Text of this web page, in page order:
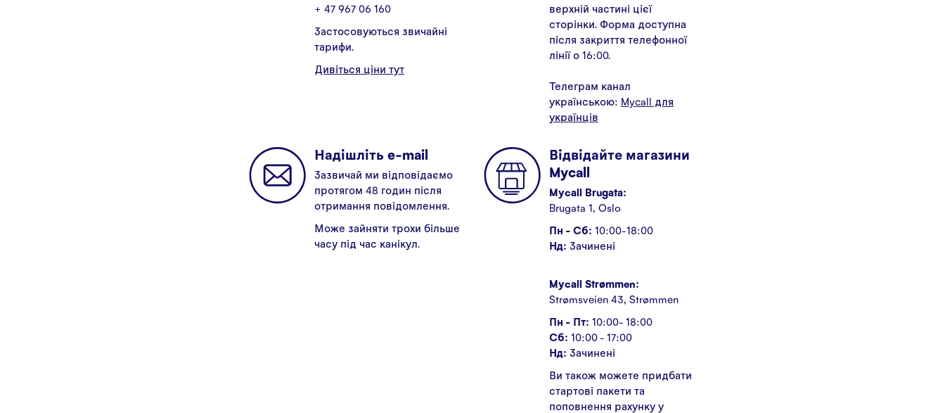
+ 47 967 06 160
Застосовуються звичайні
тарифи.
Дивіться ціни тут
верхній частині цієї
сторінки. Форма доступна
після закриття телефонної
лінії о 16:00.
Телеграм канал
українською: Mycall для
українців
Надішліть e-mail
Зазвичай ми відповідаємо
протягом 48 годин після
отримання повідомлення.
Може зайняти трохи більше
часу під час канікул.
Відвідайте магазини
Mycall
Mycall Brugata:
Brugata 1, Oslo
Пн - Сб: 10:00-18:00
Нд: Зачинені
Mycall Strømmen:
Strømsveien 43, Strømmen
Пн - Пт: 10:00- 18:00
Сб: 10:00 - 17:00
Нд: Зачинені
Ви також можете придбати
стартові пакети та
поповнення рахунку у